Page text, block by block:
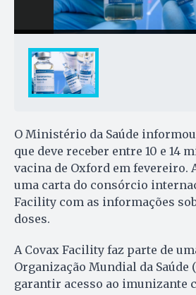
O Ministério da Saúde informou
que deve receber entre 10 e 14
vacina de Oxford em fevereiro.
uma carta do consórcio
Facility com as informações
doses.
A Covax Facility faz parte de
Organização Mundial da Saúde
garantir acesso ao imunizante